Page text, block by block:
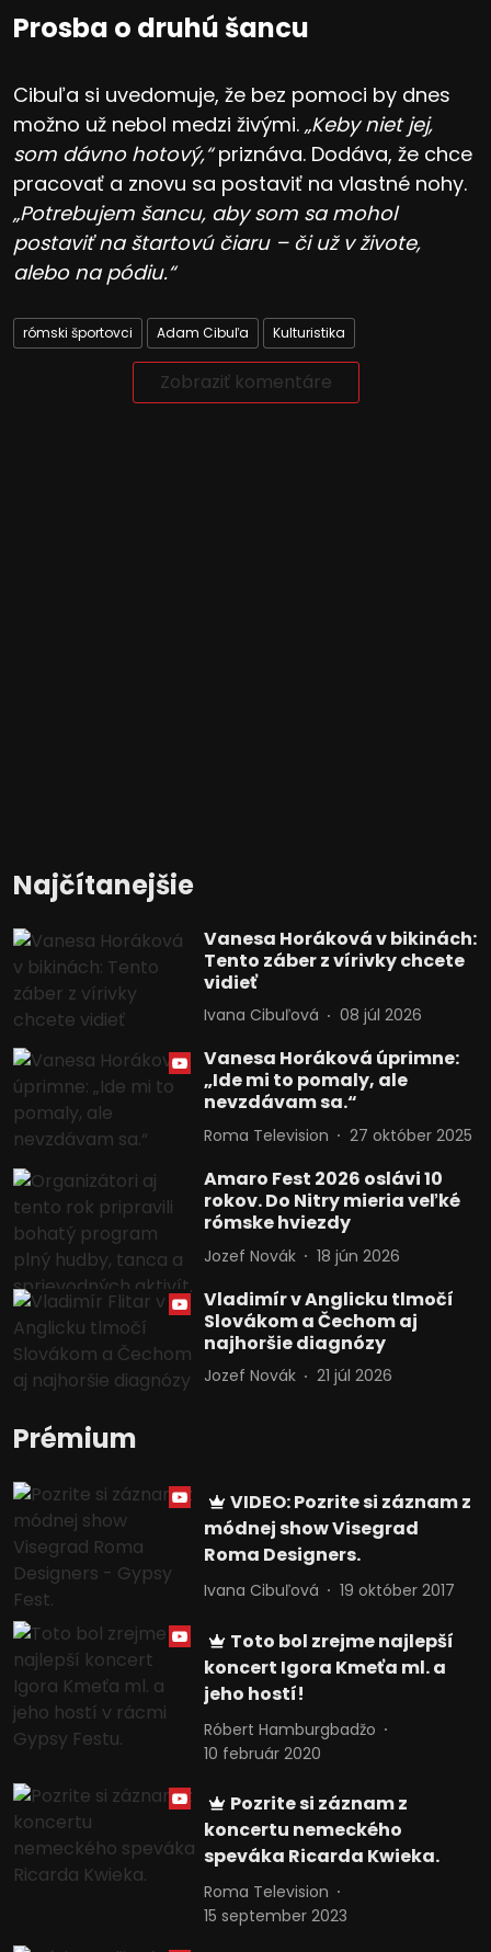
Prosba o druhú šancu
Cibuľa si uvedomuje, že bez pomoci by dnes
možno už nebol medzi živými. „Keby niet jej,
som dávno hotový,“priznáva. Dodáva, že chce
pracovať a znovu sa postaviť na vlastné nohy.
„Potrebujem šancu, aby som sa mohol
postaviť na štartovú čiaru – či už v živote,
alebo na pódiu.“
rómski športovci Adam Cibuľa Kulturistika
Zobraziť komentáre
Najčítanejšie
Vanesa Horáková v bikinách:
Tento záber z vírivky chcete
vidieť
Ivana Cibuľová 08 júl 2026
Vanesa Horáková úprimne:
„Ide mi to pomaly, ale
nevzdávam sa.“
Roma Television 27 október 2025
Amaro Fest 2026 oslávi 10
rokov. Do Nitry mieria veľké
rómske hviezdy
Jozef Novák 18 jún 2026
Vladimír v Anglicku tlmočí
Slovákom a Čechom aj
najhoršie diagnózy
Jozef Novák 21 júl 2026
Prémium
VIDEO: Pozrite si záznam z
módnej show Visegrad
Roma Designers.
Ivana Cibuľová 19 október 2017
Toto bol zrejme najlepší
koncert Igora Kmeťa ml. a
jeho hostí!
Róbert Hamburgbadžo
10 február 2020
Pozrite si záznam z
koncertu nemeckého
speváka Ricarda Kwieka.
Roma Television
15 september 2023